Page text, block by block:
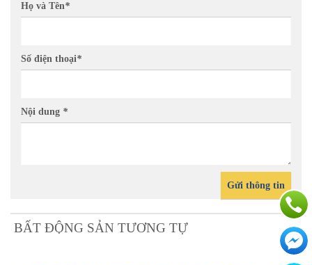
Họ và Tên*
Số điện thoại*
Nội dung *
Gửi thông tin
BẤT ĐỘNG SẢN TƯƠNG TỰ